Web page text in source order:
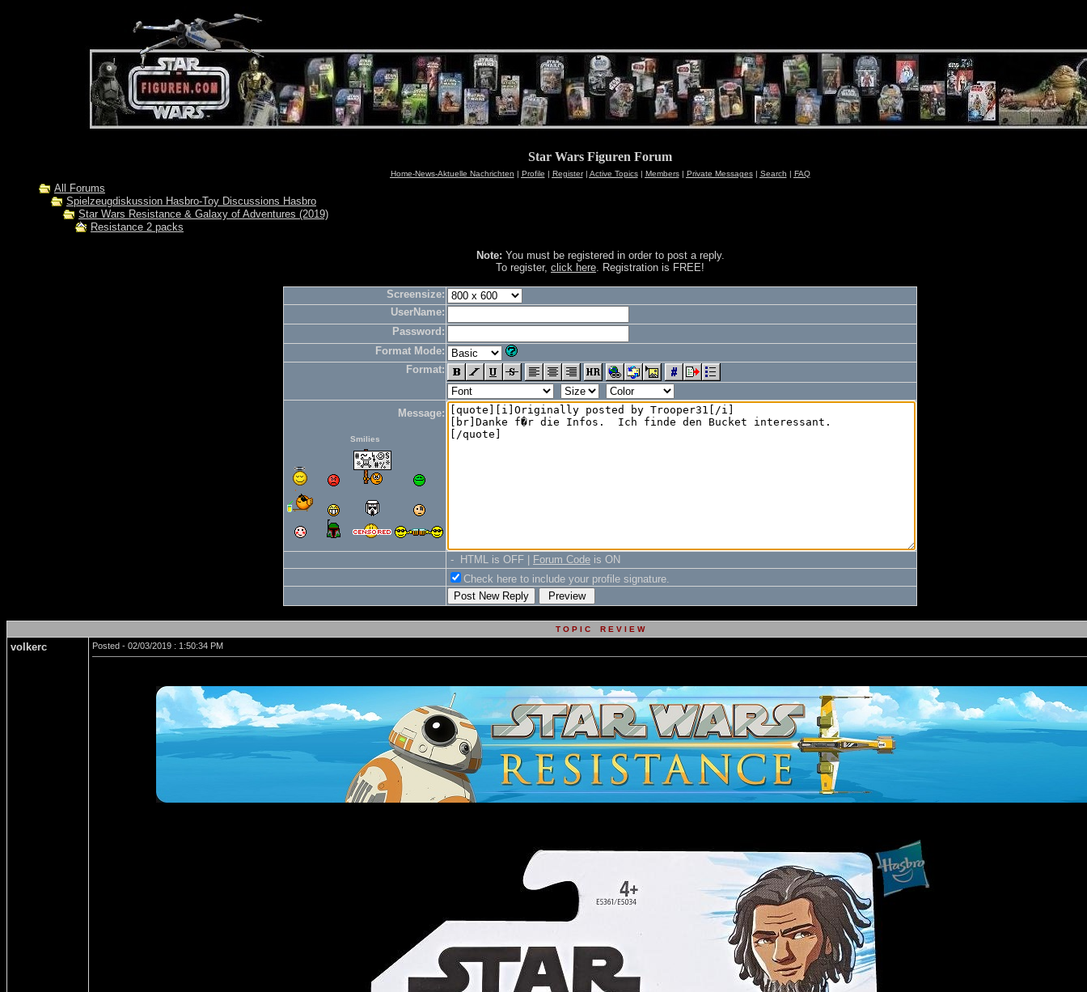
Star Wars Figuren Forum
Home-News-Aktuelle Nachrichten | Profile | Register| Active Topics| Members| Private Messages| Search | FAQ
All Forums
Spielzeugdiskussion Hasbro-Toy Discussions Hasbro
Star Wars Resistance & Galaxy of Adventures (2019)
Resistance 2 packs
Note: You must be registered in order to post a reply.
To register, click here. Registration is FREE!
Screensize:
UserName:
Password:
Format Mode:
Format:
Message:
Smilies
- HTML is OFF | Forum Code is ON
Check here to include your profile signature.
T O P I C R E V I E W
volkerc Posted - 02/03/2019 : 1:50:34 PM